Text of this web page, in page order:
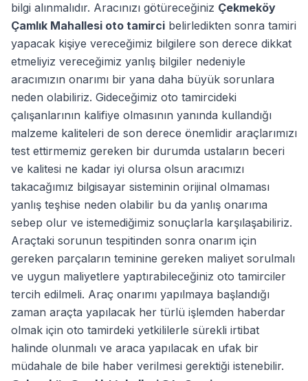
bilgi alınmalıdır. Aracınızı götüreceğiniz Çekmeköy
Çamlık Mahallesi oto tamirci belirledikten sonra tamiri
yapacak kişiye vereceğimiz bilgilere son derece dikkat
etmeliyiz vereceğimiz yanlış bilgiler nedeniyle
aracımızın onarımı bir yana daha büyük sorunlara
neden olabiliriz. Gideceğimiz oto tamircideki
çalışanlarının kalifiye olmasının yanında kullandığı
malzeme kaliteleri de son derece önemlidir araçlarımızı
test ettirmemiz gereken bir durumda ustaların beceri
ve kalitesi ne kadar iyi olursa olsun aracımızı
takacağımız bilgisayar sisteminin orijinal olmaması
yanlış teşhise neden olabilir bu da yanlış onarıma
sebep olur ve istemediğimiz sonuçlarla karşılaşabiliriz.
Araçtaki sorunun tespitinden sonra onarım için
gereken parçaların teminine gereken maliyet sorulmalı
ve uygun maliyetlere yaptırabileceğiniz oto tamirciler
tercih edilmeli. Araç onarımı yapılmaya başlandığı
zaman araçta yapılacak her türlü işlemden haberdar
olmak için oto tamirdeki yetkililerle sürekli irtibat
halinde olunmalı ve araca yapılacak en ufak bir
müdahale de bile haber verilmesi gerektiği istenebilir.